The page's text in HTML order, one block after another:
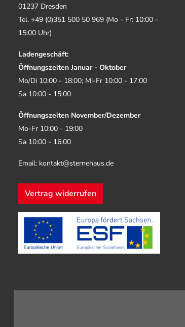
01237 Dresden
Tel. +49 (0)351 500 50 969 (Mo - Fr: 10:00 -
15:00 Uhr)
Ladengeschäft:
Öffnungszeiten Januar - Oktober
Mo/Di 10:00 - 18:00; Mi-Fr 10:00 - 17:00
Sa 10:00 - 15:00
Öffnungszeiten November/Dezember
Mo-Fr 10:00 - 19:00
Sa 10:00 - 16:00
Email: kontakt@sternehaus.de
Vertrag widerrufen